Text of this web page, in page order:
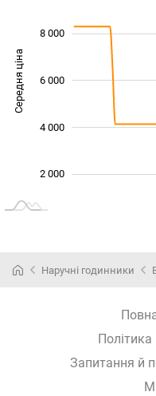
Середня ціна 10 000
2 000
4 000
6 000
8 000
Наручні годинники
Політика
Запитання й